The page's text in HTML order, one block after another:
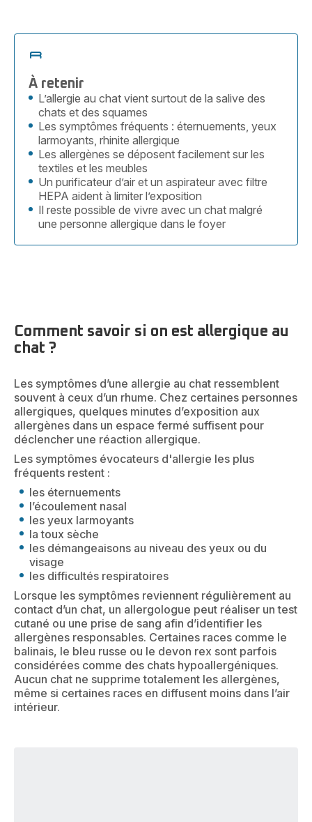
À retenir
L’allergie au chat vient surtout de la salive des
chats et des squames
Les symptômes fréquents : éternuements, yeux
larmoyants, rhinite allergique
Les allergènes se déposent facilement sur les
textiles et les meubles
Un purificateur d’air et un aspirateur avec filtre
HEPA aident à limiter l’exposition
Il reste possible de vivre avec un chat malgré
une personne allergique dans le foyer
Comment savoir si on est allergique au
chat ?
Les symptômes d’une allergie au chat ressemblent
souvent à ceux d’un rhume. Chez certaines personnes
allergiques, quelques minutes d’exposition aux
allergènes dans un espace fermé suffisent pour
déclencher une réaction allergique.
Les symptômes évocateurs d'allergie les plus
fréquents restent :
les éternuements
l’écoulement nasal
les yeux larmoyants
la toux sèche
les démangeaisons au niveau des yeux ou du
visage
les difficultés respiratoires
Lorsque les symptômes reviennent régulièrement au
contact d’un chat, un allergologue peut réaliser un test
cutané ou une prise de sang afin d’identifier les
allergènes responsables. Certaines races comme le
balinais, le bleu russe ou le devon rex sont parfois
considérées comme des chats hypoallergéniques.
Aucun chat ne supprime totalement les allergènes,
même si certaines races en diffusent moins dans l’air
intérieur.